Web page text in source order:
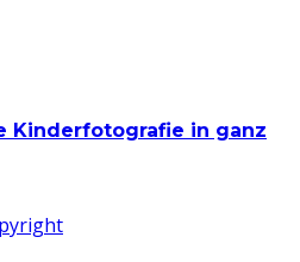
Kinderfotografie in ganz